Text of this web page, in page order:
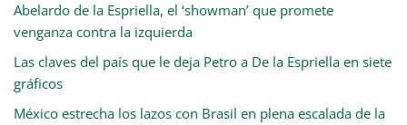
Abelardo de la Espriella, el ‘showman’ que promete
venganza contra la izquierda
Las claves del país que le deja Petro a De la Espriella en siete
gráficos
México estrecha los lazos con Brasil en plena escalada de la